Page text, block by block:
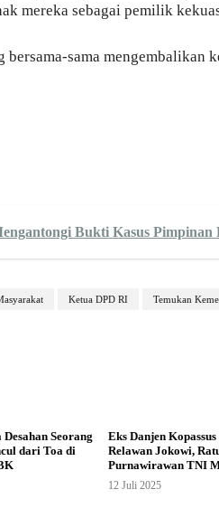
mereka sebagai pemilik
sama mengembalikan
Bukti Kasus Pimpinan
Ketua DPD RI Temukan
Seorang
dari Toa di
Eks Danjen
Relawan Jokowi,
Purnawirawan TNI
12 Juli 2025